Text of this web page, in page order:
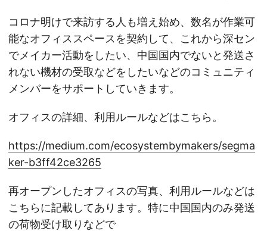
コロナ明けで来訪する人も増え始め、数名が作業可
能なオフィススペースを契約して、これから深セン
でメイカー活動をしたい、中国国内でないと発送さ
れない機材の受取などをしたいなどのコミュニティ
メンバーをサポートしていきます。
オフィスの詳細、利用ルールなどはこちら。
https://medium.com/ecosystembymakers/segma
ker-b3ff42ce3265
再オープンしたオフィスの写真、利用ルールなどは
こちらに記載してあります。特に中国国内のみ発送
の荷物受け取りなどで